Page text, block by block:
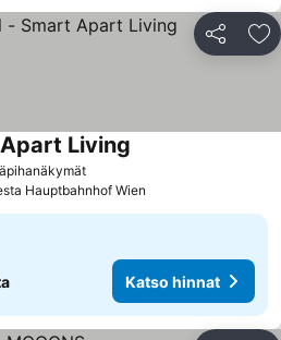
Jaa
Living
Hauptbahnhof Wien
Katso hinnat